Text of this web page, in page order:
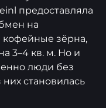
предоставляла
на
кофейные зёрна,
3–4 кв. м. Но и
люди без
них становилась